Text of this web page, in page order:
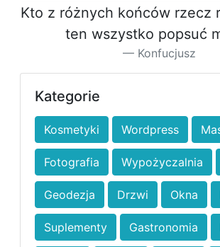
Kto z różnych końców rzecz
ten wszystko popsuć
Konfucjusz
Kategorie
Kosmetyki Wordpress
Fotografia Wypożyczalnia
Geodezja Drzwi Okna
Suplementy Gastronomia